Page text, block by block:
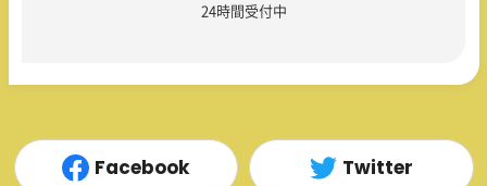
24時間受付中
Facebook Twitter